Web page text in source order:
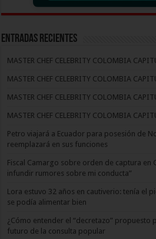
Entradas recientes
MASTER CHEF CELEBRITY COLOMBIA
MASTER CHEF CELEBRITY COLOMBIA
MASTER CHEF CELEBRITY COLOMBIA
MASTER CHEF CELEBRITY COLOMBIA
Petro viajará a Ecuador para posesión de
reemplazará en sus funciones
Fiscal Camargo sobre orden de captura en
infundir rumores sobre mi conducta”
Lora estuvo 32 años en cautiverio: tenía el
se podía alimentar bien
¿Cómo entender el “decretazo” propuesto
futuro de la consulta popular